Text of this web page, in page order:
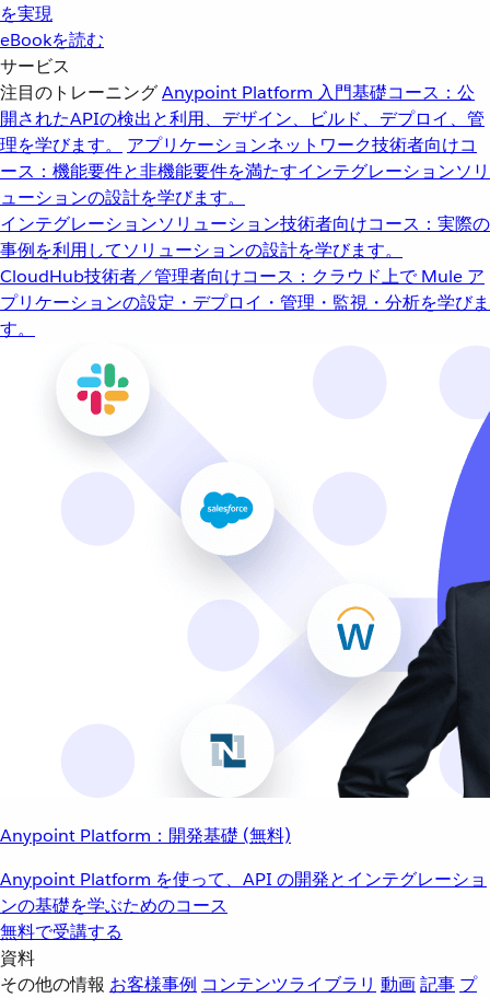
を実現
eBookを読む
サービス
注目のトレーニングAnypoint Platform 入門基礎コース：公
開されたAPIの検出と利用、デザイン、ビルド、デプロイ、管
理を学びます。
アプリケーションネットワーク技術者向けコ
ース：機能要件と非機能要件を満たすインテグレーションソリ
ューションの設計を学びます。
インテグレーションソリューション技術者向けコース：実際の
事例を利用してソリューションの設計を学びます。
CloudHub技術者／管理者向けコース：クラウド上で Mule ア
プリケーションの設定・デプロイ・管理・監視・分析を学びま
す。
Anypoint Platform：開発基礎 (無料)
Anypoint Platform を使って、API の開発とインテグレーショ
ンの基礎を学ぶためのコース
無料で受講する
資料
その他の情報 お客様事例 コンテンツライブラリ 動画記事 プ